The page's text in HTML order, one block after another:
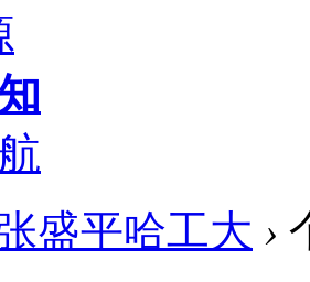
盛平哈工大 ›